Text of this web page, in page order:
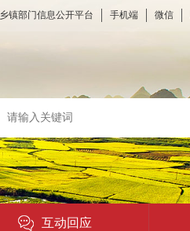
乡镇部门信息公开平台 手机端 微信
互动回应